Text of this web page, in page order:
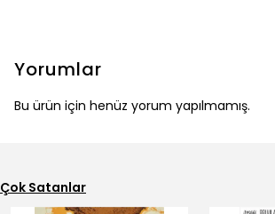
Yorumlar
Bu ürün için henüz yorum yapılmamış.
Çok Satanlar